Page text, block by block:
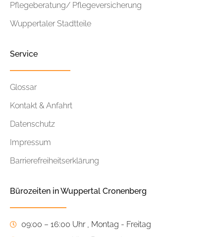
Pflegeberatung/ Pflegeversicherung
Wuppertaler Stadtteile
Service
Glossar
Kontakt & Anfahrt
Datenschutz
Impressum
Barrierefreiheitserklärung
Bürozeiten in Wuppertal Cronenberg
09:00 – 16:00 Uhr , Montag - Freitag